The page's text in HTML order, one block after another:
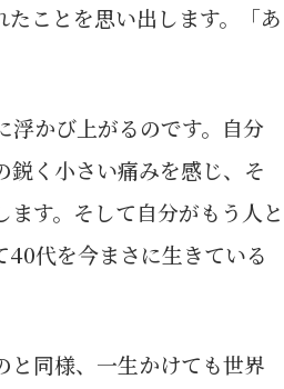
ことを思い出します。「あ
浮かび上がるのです。自分
く小さい痛みを感じ、そ
す。そして自分がもう人と
代を今まさに生きている
と同様、一生かけても世界